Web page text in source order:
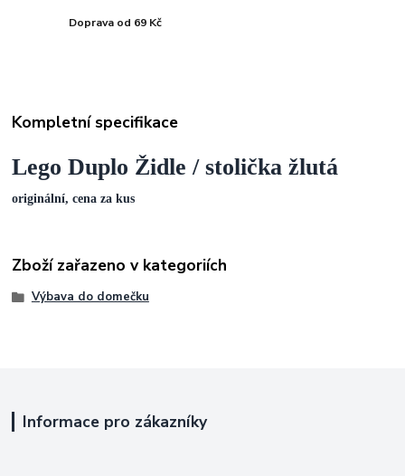
Doprava od 69 Kč
Kompletní specifikace
Lego Duplo Židle / stolička žlutá
originální, cena za kus
Zboží zařazeno v kategoriích
Výbava do domečku
Informace pro zákazníky